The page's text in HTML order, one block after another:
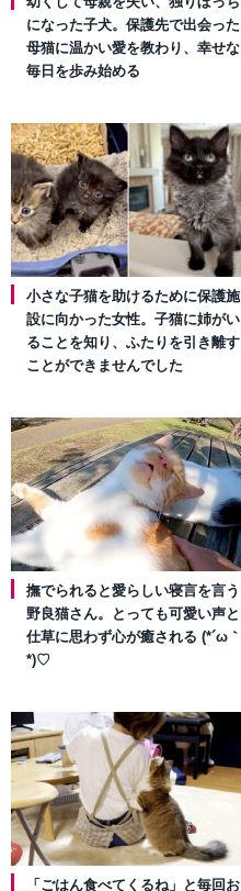
になった子犬。保護先で出会った
母猫に温かい愛を教わり、幸せな
毎日を歩み始める
小さな子猫を助けるために保護施
設に向かった女性。子猫に姉がい
ることを知り、ふたりを引き離す
ことができませんでした
撫でられると愛らしい寝言を言う
野良猫さん。とっても可愛い声と
仕草に思わず心が癒される (*´ω｀
*)♡
「ごはん食べてくるね」と毎回お